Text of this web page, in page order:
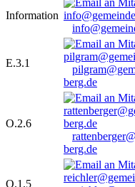
Information
E.3.1
berg.de
O.2.6
berg.de
O.1.5